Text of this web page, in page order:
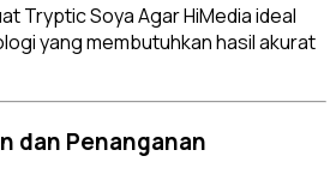
Tryptic Soya Agar HiMedia ideal
yang membutuhkan hasil akurat
dan Penanganan